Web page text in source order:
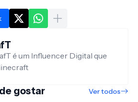
é um Influencer Digital que
gostar Ver todos